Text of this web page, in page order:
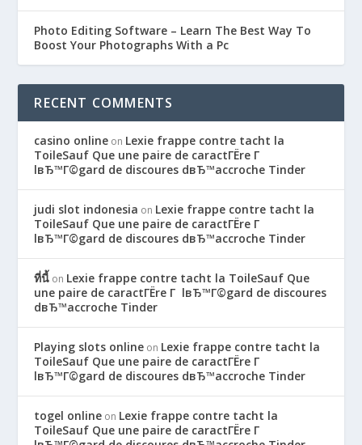
Photo Editing Software – Learn The Best Way To
Boost Your Photographs With a Pc
RECENT COMMENTS
casino online on Lexie frappe contre tacht la
ToileSauf Que une paire de caractГЁre Г
lвЂ™Г©gard de discoures dвЂ™accroche Tinder
judi slot indonesia on Lexie frappe contre tacht la
ToileSauf Que une paire de caractГЁre Г
lвЂ™Г©gard de discoures dвЂ™accroche Tinder
ที่นี้ on Lexie frappe contre tacht la ToileSauf Que
une paire de caractГЁre Г lвЂ™Г©gard de discoures
dвЂ™accroche Tinder
Playing slots online on Lexie frappe contre tacht la
ToileSauf Que une paire de caractГЁre Г
lвЂ™Г©gard de discoures dвЂ™accroche Tinder
togel online on Lexie frappe contre tacht la
ToileSauf Que une paire de caractГЁre Г